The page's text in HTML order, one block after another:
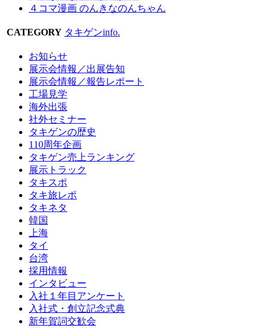
４コマ漫画 のんきなのんちゃん
CATEGORY タキゲンinfo.
お知らせ
展示会情報／出展告知
展示会情報／報告レポート
工場見学
海外出張
社外セミナー
タキゲンの歴史
110周年企画
タキゲン売上ランキング
展示トラック
タキスポ
タキ旅レポ
タキネタ
韓国
上海
タイ
台湾
採用情報
インタビュー
入社１年目アンケート
入社式・創立記念式典
新年賀詞交歓会